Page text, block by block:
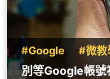
#Google #微教
別等Google帳號